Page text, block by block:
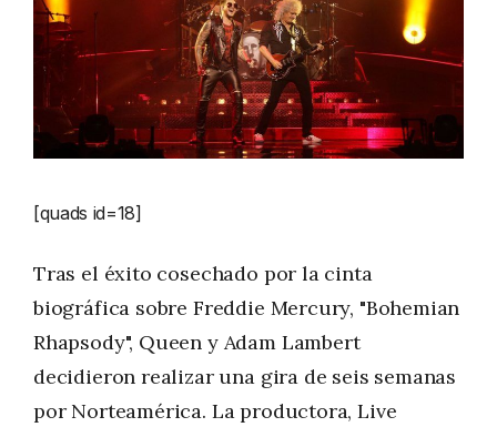
[quads id=18]
Tras el éxito cosechado por la cinta
biográfica sobre Freddie Mercury, "Bohemian
Rhapsody", Queen y Adam Lambert
decidieron realizar una gira de seis semanas
por Norteamérica. La productora, Live